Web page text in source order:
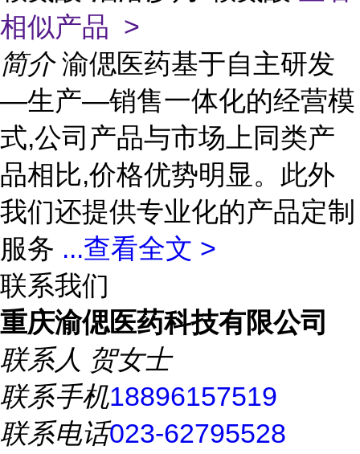
相似产品 >
简介 渝偲医药基于自主研发
—生产—销售一体化的经营模
式,公司产品与市场上同类产
品相比,价格优势明显。此外
我们还提供专业化的产品定制
服务 ...查看全文 >
联系我们
重庆渝偲医药科技有限公司
联系人 贺女士
联系手机18896157519
联系电话023-62795528